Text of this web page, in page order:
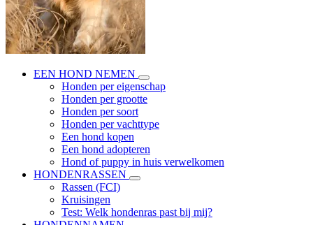
EEN HOND NEMEN
Honden per eigenschap
Honden per grootte
Honden per soort
Honden per vachttype
Een hond kopen
Een hond adopteren
Hond of puppy in huis verwelkomen
HONDENRASSEN
Rassen (FCI)
Kruisingen
Test: Welk hondenras past bij mij?